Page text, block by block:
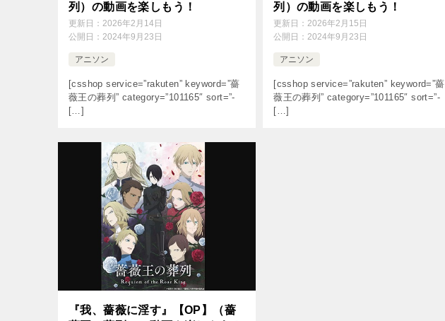
列）の動画を楽しもう！
更新日： 2026年2月14日
公開日： 2024年9月23日
アニソン
[csshop service=”rakuten” keyword=”薔
薇王の葬列” category=”101165″ sort=”-
[…]
列）の動画を楽しもう！
更新日：2026年2月15日
公開日：2024年9月23日
アニソン
[csshop service=”rakuten” keyword=”薔
薇王の葬列” category=”101165″ sort=”-
[…]
『我、薔薇に淫す』【OP】（薔